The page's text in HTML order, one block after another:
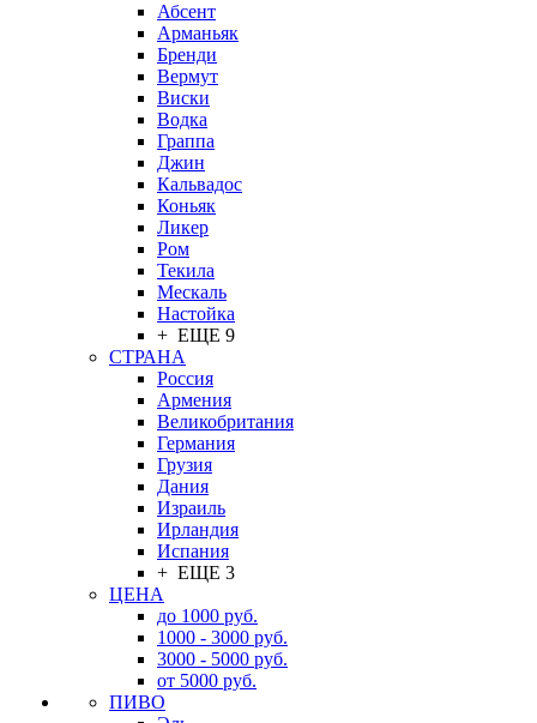
Абсент
Арманьяк
Бренди
Вермут
Виски
Водка
Граппа
Джин
Кальвадос
Коньяк
Ликер
Ром
Текила
Мескаль
Настойка
+ ЕЩЕ 9
СТРАНА
Россия
Армения
Великобритания
Германия
Грузия
Дания
Израиль
Ирландия
Испания
+ ЕЩЕ 3
ЦЕНА
до 1000 руб.
1000 - 3000 руб.
3000 - 5000 руб.
от 5000 руб.
ПИВО